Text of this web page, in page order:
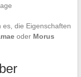
es, die Eigenschaften
oder Morus